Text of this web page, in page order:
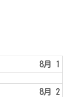
8月 1
8月 2